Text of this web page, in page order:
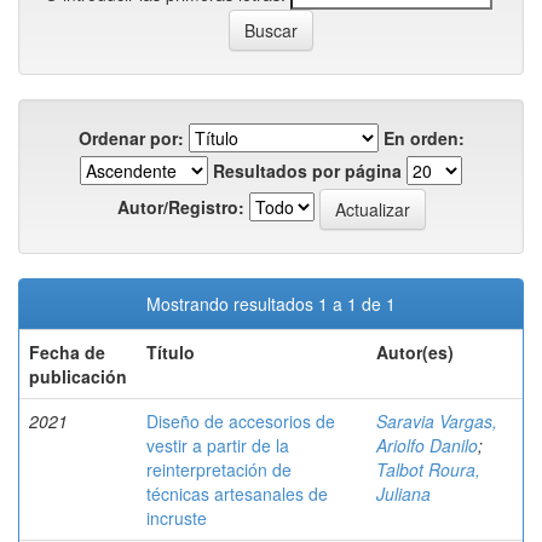
Ordenar por:
En orden:
Resultados por página
Autor/Registro:
Mostrando resultados 1 a 1 de 1
Fecha de
publicación
Título Autor(es)
2021
Diseño de accesorios de
vestir a partir de la
reinterpretación de
técnicas artesanales de
incruste
Saravia Vargas,
Ariolfo Danilo;
Talbot Roura,
Juliana